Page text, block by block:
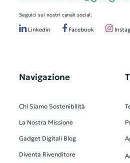
Seguici sui nostri canali social:
Linkedin Facebook
Navigazione
Chi Siamo Sostenibilità
La Nostra Missione
Gadget Digitali Blog
Diventa Rivenditore